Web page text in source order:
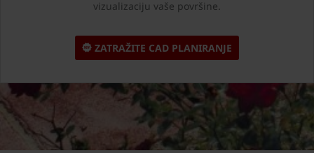
vizualizaciju vaše površine.
ZATRAŽITE CAD PLANIRANJE